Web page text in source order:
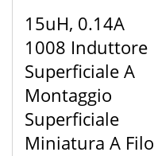
15uH, 0.14A
1008 Induttore
Superficiale A
Montaggio
Superficiale
Miniatura A Filo